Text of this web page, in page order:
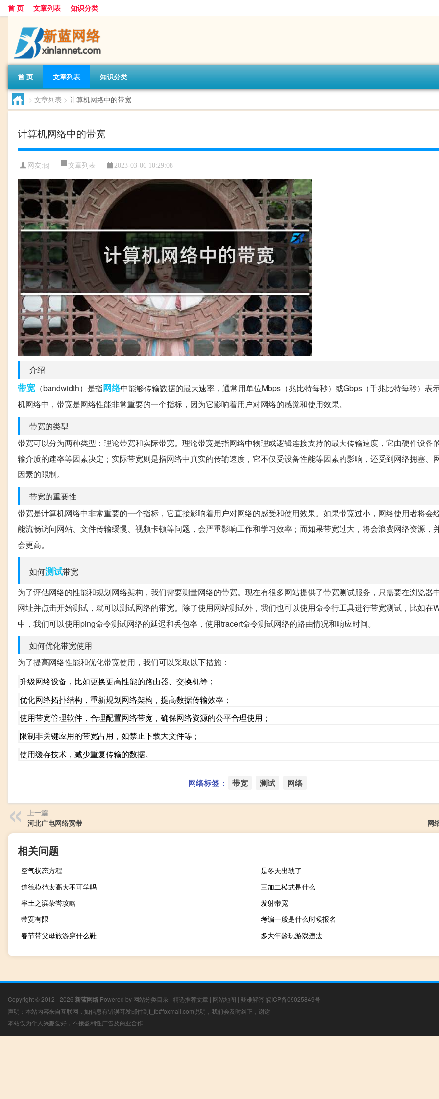
首 页 文章列表 知识分类
首 页 文章列表 知识分类
> 文章列表 > 计算机网络中的带宽
计算机网络中的带宽
网友:jsj 文章列表 2023-03-06 10:29:08
介绍
带宽 （bandwidth）是指网络中能够传输数据的最大速率，通常用单位Mbps（兆比特每秒）或Gbps（千兆比特每秒）表
机网络中，带宽是网络性能非常重要的一个指标，因为它影响着用户对网络的感觉和使用效果。
带宽的类型
带宽可以分为两种类型：理论带宽和实际带宽。理论带宽是指网络中物理或逻辑连接支持的最大传输速度，它由硬件设备
输介质的速率等因素决定；实际带宽则是指网络中真实的传输速度，它不仅受设备性能等因素的影响，还受到网络拥塞、
因素的限制。
带宽的重要性
带宽是计算机网络中非常重要的一个指标，它直接影响着用户对网络的感受和使用效果。如果带宽过小，网络使用者将会
能流畅访问网站、文件传输缓慢、视频卡顿等问题，会严重影响工作和学习效率；而如果带宽过大，将会浪费网络资源，
会更高。
如何测试带宽
为了评估网络的性能和规划网络架构，我们需要测量网络的带宽。现在有很多网站提供了带宽测试服务，只需要在浏览器
网址并点击开始测试，就可以测试网络的带宽。除了使用网站测试外，我们也可以使用命令行工具进行带宽测试，比如在
中，我们可以使用ping命令测试网络的延迟和丢包率，使用tracert命令测试网络的路由情况和响应时间。
如何优化带宽使用
为了提高网络性能和优化带宽使用，我们可以采取以下措施：
升级网络设备，比如更换更高性能的路由器、交换机等；
优化网络拓扑结构，重新规划网络架构，提高数据传输效率；
使用带宽管理软件，合理配置网络带宽，确保网络资源的公平合理使用；
限制非关键应用的带宽占用，如禁止下载大文件等；
使用缓存技术，减少重复传输的数据。
网络标签： 带宽 测试 网络
上一篇
河北广电网络宽带
网
相关问题
空气状态方程
是冬天出轨了
道德模范太高大不可学吗
三加二模式是什么
率土之滨荣誉攻略
发射带宽
带宽有限
考编一般是什么时候报名
春节带父母旅游穿什么鞋
多大年龄玩游戏违法
Copyright © 2012 - 2026 新蓝网络 Powered by 网站分类目录 | 精选推荐文章 | 网站地图 | 疑难解答 皖ICP备09025849号
声明：本站内容来自互联网，如信息有错误可发邮件到f_fb#foxmail.com说明，我们会及时纠正，谢谢
本站仅为个人兴趣爱好，不接盈利性广告及商业合作